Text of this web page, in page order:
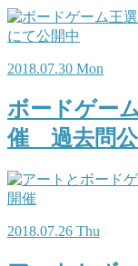
2018.07.30 Mon
ボードゲー
催 過去問公
2018.07.26 Thu